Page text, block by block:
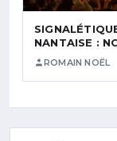
NANTAISE :
ROMAIN NOËL